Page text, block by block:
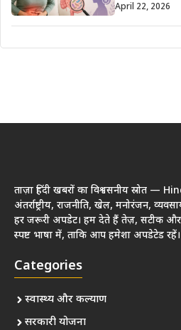
April 22, 2026
ताज़ा हिंदी खबरों का विश्वसनीय स्रोत —
अंतर्राष्ट्रीय, राजनीति, खेल, मनोरंजन,
हर जरूरी अपडेट। हम देते हैं तेज़, सटीक
स्पष्ट भाषा में, ताकि आप हमेशा अपडेटेड रहें।
Categories
स्वास्थ्य और कल्याण
सरकारी योजना